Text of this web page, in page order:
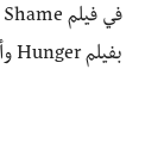
بفيلم Hunger وأنهاها بفيلم